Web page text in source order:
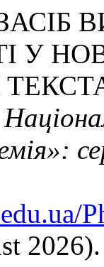
У
2026).